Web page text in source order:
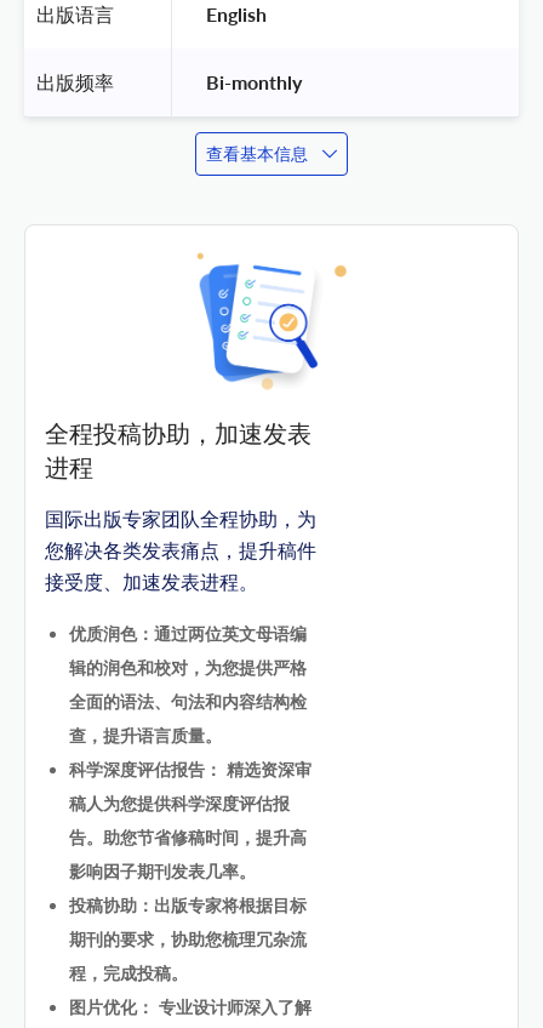
出版语言 English
出版频率 Bi-monthly
查看基本信息
全程投稿协助，加速发表
进程
国际出版专家团队全程协助，为
您解决各类发表痛点，提升稿件
接受度、加速发表进程。
优质润色：通过两位英文母语编
辑的润色和校对，为您提供严格
全面的语法、句法和内容结构检
查，提升语言质量。
科学深度评估报告： 精选资深审
稿人为您提供科学深度评估报
告。助您节省修稿时间，提升高
影响因子期刊发表几率。
投稿协助：出版专家将根据目标
期刊的要求，协助您梳理冗杂流
程，完成投稿。
图片优化： 专业设计师深入了解